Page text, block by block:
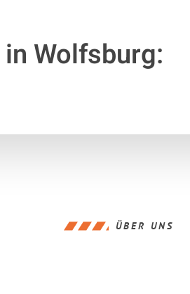
in Wolfsburg:
ÜBER UNS